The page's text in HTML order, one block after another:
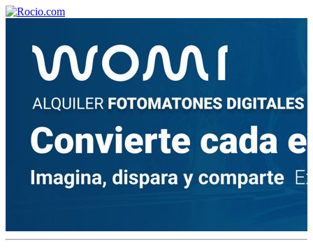
¡Bienvenido! Soy el asistente virtual de rocio.com.
¿En qué puedo ayudarte?